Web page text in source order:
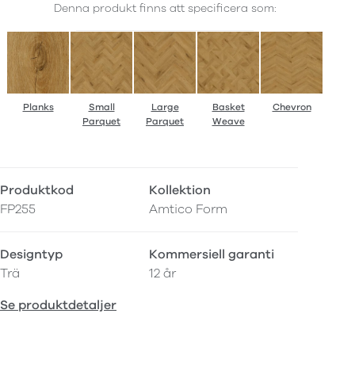
Denna produkt finns att specificera som:
Planks
Small
Parquet
Large
Parquet
Basket
Weave
Chevron
Produktkod
FP255
Kollektion
Amtico Form
Designtyp
Trä
Kommersiell garanti
12 år
Se produktdetaljer